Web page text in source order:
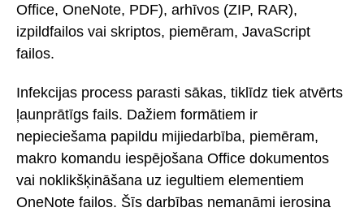
Office, OneNote, PDF), arhīvos (ZIP, RAR),
izpildfailos vai skriptos, piemēram, JavaScript
failos.
Infekcijas process parasti sākas, tiklīdz tiek atvērts
ļaunprātīgs fails. Dažiem formātiem ir
nepieciešama papildu mijiedarbība, piemēram,
makro komandu iespējošana Office dokumentos
vai noklikšķināšana uz iegultiem elementiem
OneNote failos. Šīs darbības nemanāmi ierosina